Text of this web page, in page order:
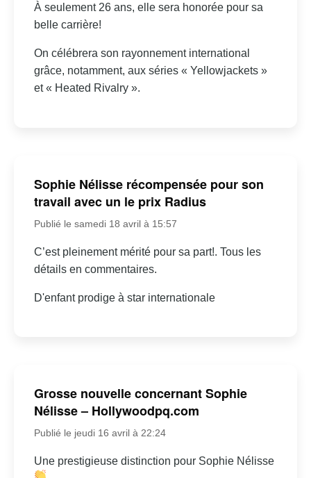
À seulement 26 ans, elle sera honorée pour sa
belle carrière!
On célébrera son rayonnement international
grâce, notamment, aux séries « Yellowjackets »
et « Heated Rivalry ».
Sophie Nélisse récompensée pour son
travail avec un le prix Radius
Publié le samedi 18 avril à 15:57
C’est pleinement mérité pour sa part!. Tous les
détails en commentaires.
D'enfant prodige à star internationale
Grosse nouvelle concernant Sophie
Nélisse – Hollywoodpq.com
Publié le jeudi 16 avril à 22:24
Une prestigieuse distinction pour Sophie Nélisse